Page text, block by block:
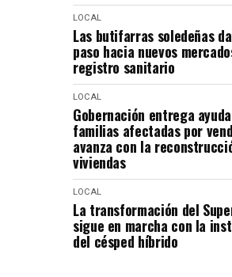
LOCAL
Las butifarras soledeñas
paso hacia nuevos
registro sanitario
LOCAL
Gobernación entrega
familias afectadas por
avanza con la
viviendas
LOCAL
La transformación del
sigue en marcha con la
del césped híbrido